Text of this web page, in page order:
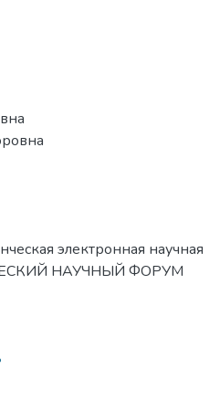
электронная научная
НАУЧНЫЙ ФОРУМ